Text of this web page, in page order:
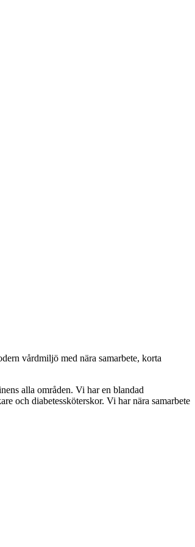
vårdmiljö med nära samarbete, korta
alla områden. Vi har en blandad
och diabetessköterskor. Vi har nära samarbete